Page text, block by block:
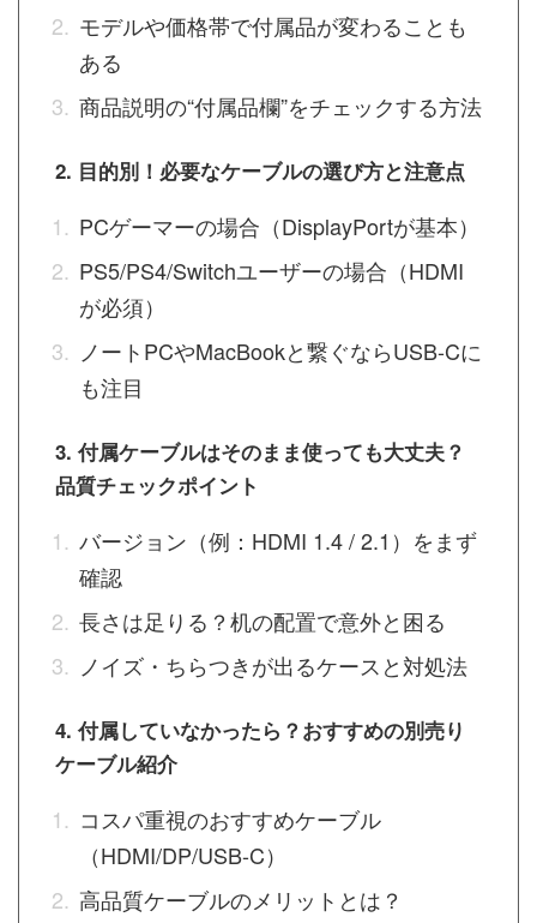
モデルや価格帯で付属品が変わることも
ある
商品説明の“付属品欄”をチェックする方法
2. 目的別！必要なケーブルの選び方と注意点
PCゲーマーの場合（DisplayPortが基本）
PS5/PS4/Switchユーザーの場合（HDMI
が必須）
ノートPCやMacBookと繋ぐならUSB-Cに
も注目
3. 付属ケーブルはそのまま使っても大丈夫？
品質チェックポイント
バージョン（例：HDMI 1.4 / 2.1）をまず
確認
長さは足りる？机の配置で意外と困る
ノイズ・ちらつきが出るケースと対処法
4. 付属していなかったら？おすすめの別売り
ケーブル紹介
コスパ重視のおすすめケーブル
（HDMI/DP/USB-C）
高品質ケーブルのメリットとは？